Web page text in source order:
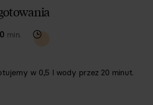
min.
w 0,5 l wody przez 20 minut.